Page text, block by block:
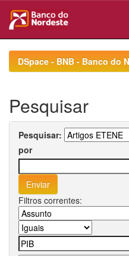
navigationDSpace - BNB - Banco do
Pesquisar
Pesquisar:
por
Filtros correntes: